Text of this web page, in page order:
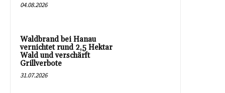
04.08.2026
Waldbrand bei Hanau
vernichtet rund 2,5 Hektar
Wald und verschärft
Grillverbote
31.07.2026